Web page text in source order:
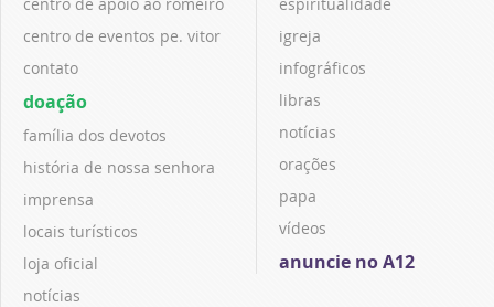
centro de eventos pe. vitor
contato
doação
família dos devotos
história de nossa senhora
imprensa
locais turísticos
loja oficial
notícias
igreja
infográficos
libras
notícias
orações
papa
vídeos
anuncie no A12